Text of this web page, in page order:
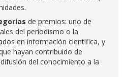
de premios: uno de
del periodismo o la
en información científica, y
hayan contribuido de
del conocimiento a la